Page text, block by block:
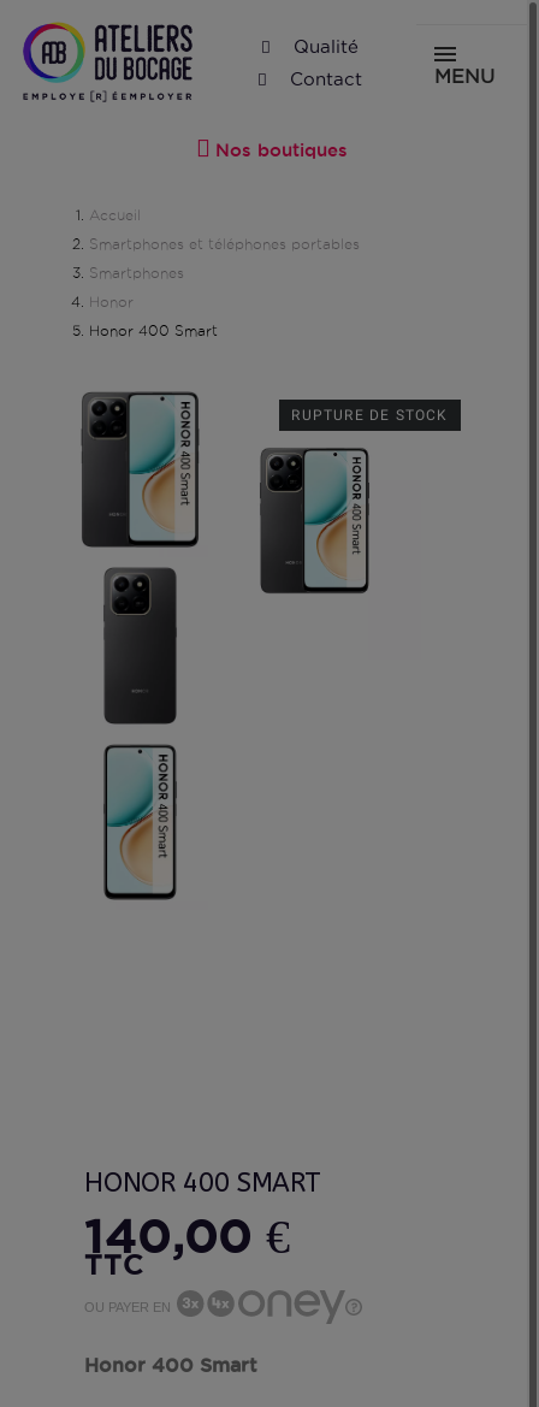
Qualité
Contact
MENU
Nos boutiques
Accueil
Smartphones et téléphones portables
Smartphones
Honor
Honor 400 Smart
RUPTURE DE STOCK
HONOR 400 SMART
140,00 €
TTC
OU PAYER EN
Honor 400 Smart